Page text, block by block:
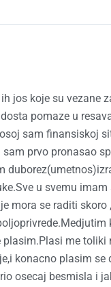
jos koje su vezane
pomaze u
sam finansiskoj
prvo pronasao
u svemu
mora se raditi
me
konacno plasim
osecaj besmisla i